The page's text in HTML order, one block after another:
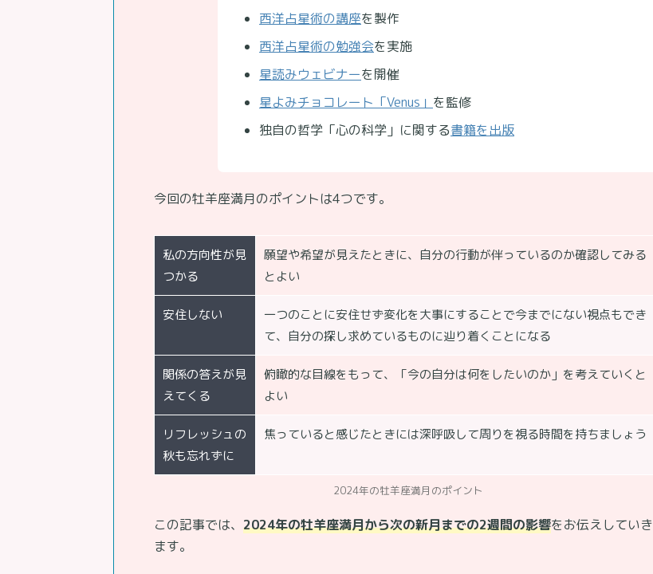
西洋占星術の講座を製作
西洋占星術の勉強会を実施
星読みウェビナーを開催
星よみチョコレート「Venus」 を監修
独自の哲学「心の科学」に関する書籍を出版
今回の牡羊座満月のポイントは4つです。
私の方向性が見
つかる
願望や希望が見えたときに、自分の行動が伴っているのか確認してみる
とよい
安住しない
一つのことに安住せず変化を大事にすることで今までにない視点もでき
て、自分の探し求めているものに辿り着くことになる
関係の答えが見
えてくる
俯瞰的な目線をもって、「今の自分は何をしたいのか」を考えていくと
よい
リフレッシュの
秋も忘れずに
焦っていると感じたときには深呼吸して周りを視る時間を持ちましょう
2024年の牡羊座満月のポイント
この記事では、 2024年の牡羊座満月から次の新月までの2週間の影響をお伝えしていき
ます。